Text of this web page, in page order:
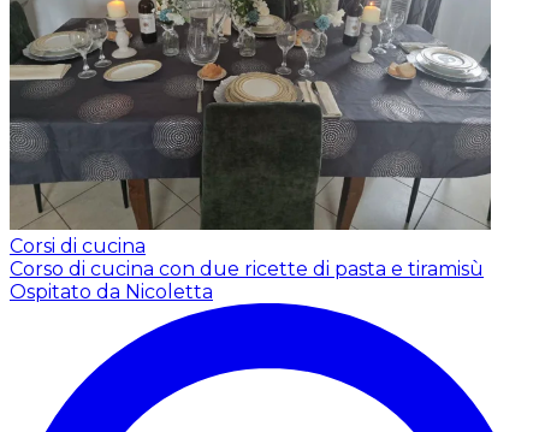
Corsi di cucina
Corso di cucina con due ricette di pasta e tiramisù
Ospitato da Nicoletta